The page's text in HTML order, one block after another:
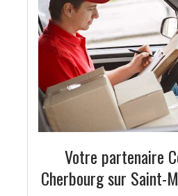
Votre partenaire
Cherbourg sur Saint-